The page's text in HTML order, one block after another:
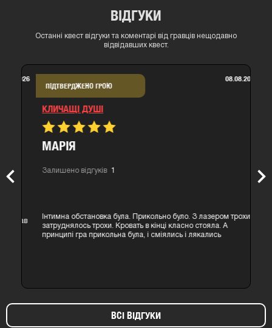
ВІДГУКИ
Останні квест відгуки та коментарі від гравців нещодавно
відвідавших квест.
Previous
КЛИЧАЩІ ДУШІ
МАРІЯ
Залишено відгуків 1
08.08.2026
Інтимна обстановка була. Прикольно було. З лазером трохи
затруднялось трохи. Кровать в кінці класно стояла. А
принципі гра прикольна була, і сміялись і лякались
ПІДТВЕРДЖЕНО ГРОЮ
ВСІ ВІДГУКИ